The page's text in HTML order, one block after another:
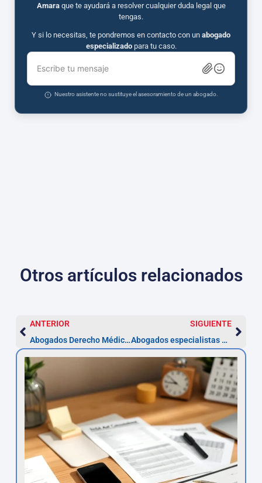
Amaraque te ayudará a resolver cualquier duda legal que
tengas.
Y si lo necesitas, te pondremos en contacto con un abogado
especializadopara tu caso.
Escribe tu mensaje
Nuestro asistente no sustituye el asesoramiento de un abogado.
Otros artículos relacionados
ANTERIOR
Abogados Derecho Médico Sanitario en Santander
SIGUIENTE
Abogados especialistas en Derecho Militar en Santander